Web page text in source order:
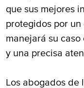
que sus mejores
protegidos por
manejará su
y una precisa
Los abogados de